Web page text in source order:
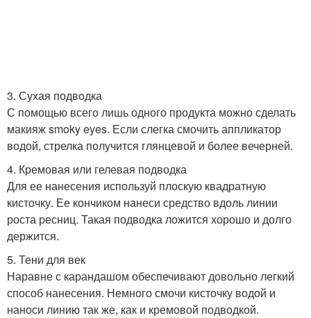
3. Сухая подводка
С помощью всего лишь одного продукта можно сделать
макияж smoky eyes. Если слегка смочить аппликатор
водой, стрелка получится глянцевой и более вечерней.
4. Кремовая или гелевая подводка
Для ее нанесения используй плоскую квадратную
кисточку. Ее кончиком нанеси средство вдоль линии
роста ресниц. Такая подводка ложится хорошо и долго
держится.
5. Тени для век
Наравне с карандашом обеспечивают довольно легкий
способ нанесения. Немного смочи кисточку водой и
наноси линию так же, как и кремовой подводкой.